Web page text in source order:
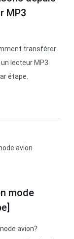
MP3
transférer
lecteur MP3
étape.
mode
avion?